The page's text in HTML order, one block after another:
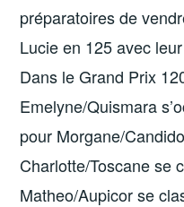
préparatoires de
Lucie en 125 avec
Dans le Grand Prix
Emelyne/Quismara
pour Morgane/
Charlotte/Toscane se
Matheo/Aupicor se